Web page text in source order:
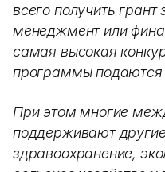
всего получить
менеджмент или
самая высокая
программы подаются
При этом многие
поддерживают
здравоохранение,